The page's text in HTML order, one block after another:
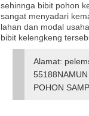
sehinnga bibit pohon
sangat menyadari
lahan dan modal
bibit kelengkeng
Alamat:
55188
POHON